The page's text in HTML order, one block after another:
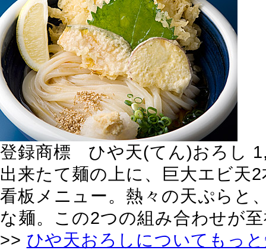
登録商標 ひや天(てん)おろし
出来たて麺の上に、巨大エビ天
看板メニュー。熱々の天ぷらと
な麺。この2つの組み合わせが
>> ひや天おろしについてもっ